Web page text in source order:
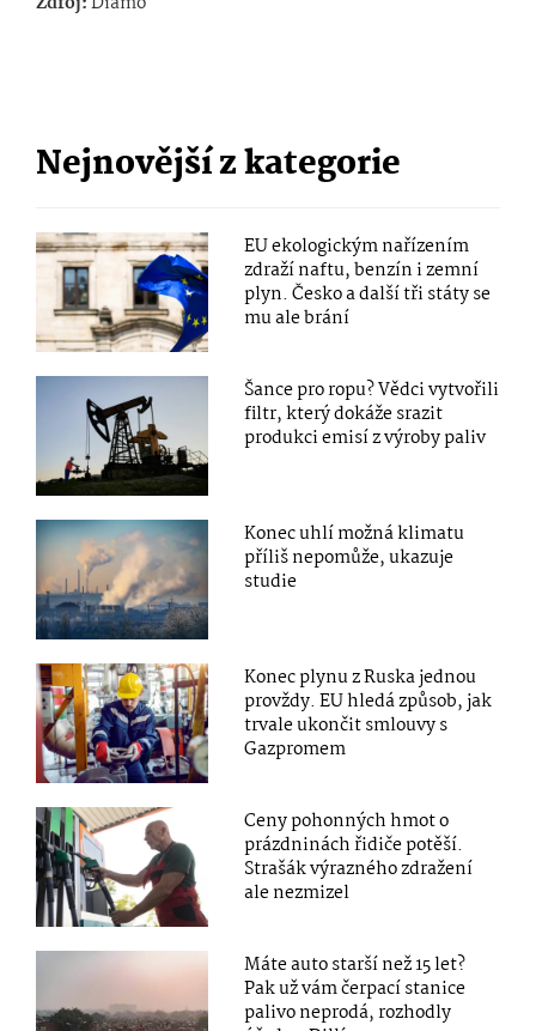
Nejnovější z kategorie
EU ekologickým nařízením
zdraží naftu, benzín i zemní
plyn. Česko a další tři státy se
mu ale brání
Šance pro ropu? Vědci vytvořili
filtr, který dokáže srazit
produkci emisí z výroby paliv
Konec uhlí možná klimatu
příliš nepomůže, ukazuje
studie
Konec plynu z Ruska jednou
provždy. EU hledá způsob, jak
trvale ukončit smlouvy s
Gazpromem
Ceny pohonných hmot o
prázdninách řidiče potěší.
Strašák výrazného zdražení
ale nezmizel
Máte auto starší než 15 let?
Pak už vám čerpací stanice
palivo neprodá, rozhodly